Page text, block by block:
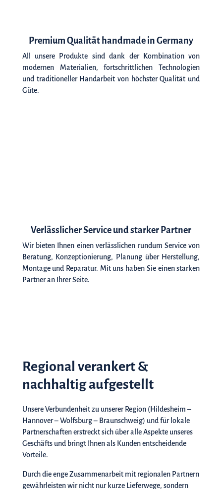
Premium Qualität handmade in Germany
All unsere Produkte sind dank der Kombination von
modernen Materialien, fortschrittlichen Technologien
und traditioneller Handarbeit von höchster Qualität und
Güte.
Verlässlicher Service und starker Partner
Wir bieten Ihnen einen verlässlichen rundum Service von
Beratung, Konzeptionierung, Planung über Herstellung,
Montage und Reparatur. Mit uns haben Sie einen starken
Partner an Ihrer Seite.
Regional verankert &
nachhaltig aufgestellt
Unsere Verbundenheit zu unserer Region (Hildesheim –
Hannover – Wolfsburg – Braunschweig) und für lokale
Partnerschaften erstreckt sich über alle Aspekte unseres
Geschäfts und bringt Ihnen als Kunden entscheidende
Vorteile.
Durch die enge Zusammenarbeit mit regionalen Partnern
gewährleisten wir nicht nur kurze Lieferwege, sondern